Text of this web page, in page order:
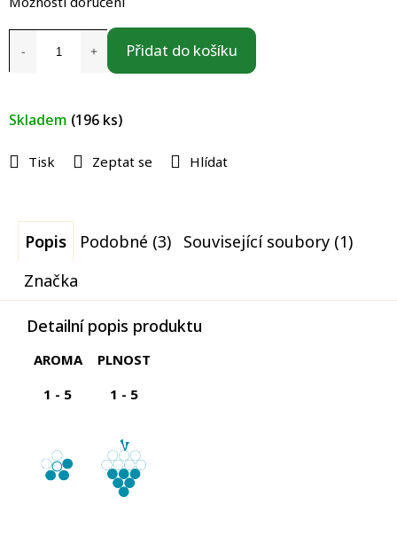
Skladem (196 ks)
Přidat do košíku
Tisk Zeptat se Hlídat
Popis Podobné (3)
Související soubory (1)
Značka
Detailní popis produktu
AROMA
1 - 5
PLNOST
1 - 5